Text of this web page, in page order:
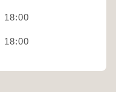
18:00
18:00